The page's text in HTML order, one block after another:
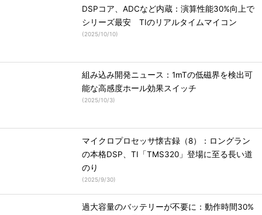
DSPコア、ADCなど内蔵：演算性能30%向上で
シリーズ最安 TIのリアルタイムマイコン
(2025/10/10)
組み込み開発ニュース：1mTの低磁界を検出可
能な高感度ホール効果スイッチ
(2025/10/3)
マイクロプロセッサ懐古録（8）：ロングラン
の本格DSP、TI「TMS320」登場に至る長い道
のり
(2025/9/30)
過大容量のバッテリーが不要に：動作時間30%